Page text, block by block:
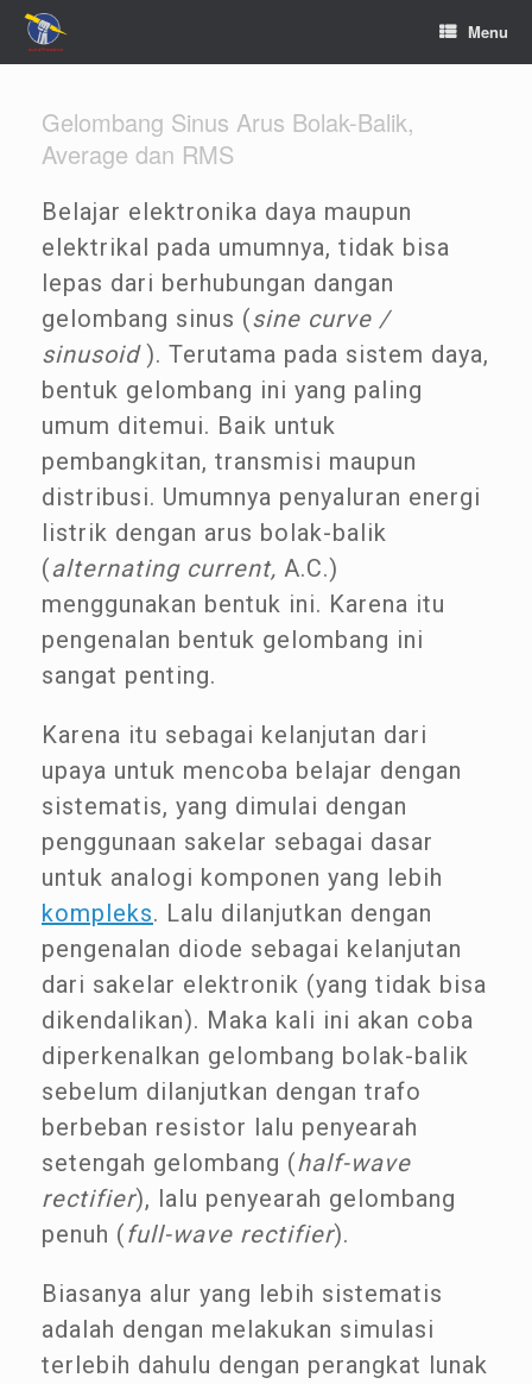
Menu
Gelombang Sinus Arus Bolak-Balik,
Average dan RMS
Belajar elektronika daya maupun
elektrikal pada umumnya, tidak bisa
lepas dari berhubungan dangan
gelombang sinus (sine curve /
sinusoid). Terutama pada sistem daya,
bentuk gelombang ini yang paling
umum ditemui. Baik untuk
pembangkitan, transmisi maupun
distribusi. Umumnya penyaluran energi
listrik dengan arus bolak-balik
(alternating current, A.C.)
menggunakan bentuk ini. Karena itu
pengenalan bentuk gelombang ini
sangat penting.
Karena itu sebagai kelanjutan dari
upaya untuk mencoba belajar dengan
sistematis, yang dimulai dengan
penggunaan sakelar sebagai dasar
untuk analogi komponen yang lebih
kompleks. Lalu dilanjutkan dengan
pengenalan diode sebagai kelanjutan
dari sakelar elektronik (yang tidak bisa
dikendalikan). Maka kali ini akan coba
diperkenalkan gelombang bolak-balik
sebelum dilanjutkan dengan trafo
berbeban resistor lalu penyearah
setengah gelombang (half-wave
rectifier), lalu penyearah gelombang
penuh (full-wave rectifier).
Biasanya alur yang lebih sistematis
adalah dengan melakukan simulasi
terlebih dahulu dengan perangkat lunak